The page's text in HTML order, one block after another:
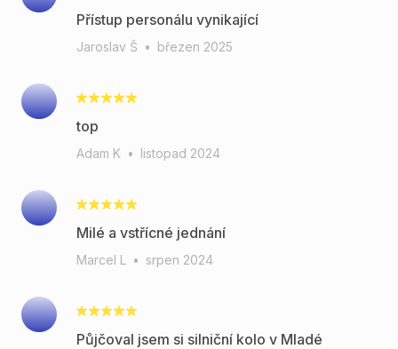
Přístup personálu vynikající
Jaroslav Š • březen 2025
top
Adam K • listopad 2024
Milé a vstřícné jednání
Marcel L • srpen 2024
Půjčoval jsem si silniční kolo v Mladé